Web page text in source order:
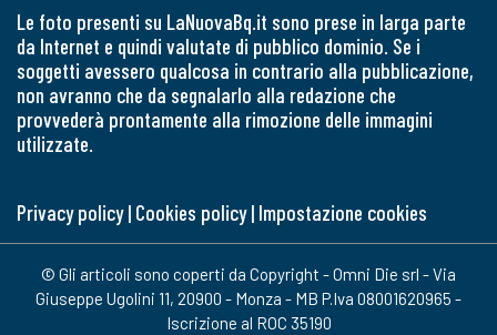
Le foto presenti su LaNuovaBq.it sono prese in larga parte
da Internet e quindi valutate di pubblico dominio. Se i
soggetti avessero qualcosa in contrario alla pubblicazione,
non avranno che da segnalarlo alla redazione che
provvederà prontamente alla rimozione delle immagini
utilizzate.
Privacy policy| Cookies policy| Impostazione cookies
© Gli articoli sono coperti da Copyright - Omni Die srl - Via
Giuseppe Ugolini 11, 20900 - Monza - MB P.Iva 08001620965 -
Iscrizione al ROC 35190